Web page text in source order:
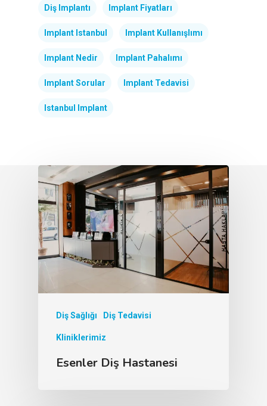
Diş Implantı Implant Fiyatları
Implant Istanbul Implant Kullanışlımı
Implant Nedir Implant Pahalımı
Implant Sorular Implant Tedavisi
Istanbul Implant
Diş Sağlığı Diş Tedavisi
Kliniklerimiz
Esenler Diş Hastanesi